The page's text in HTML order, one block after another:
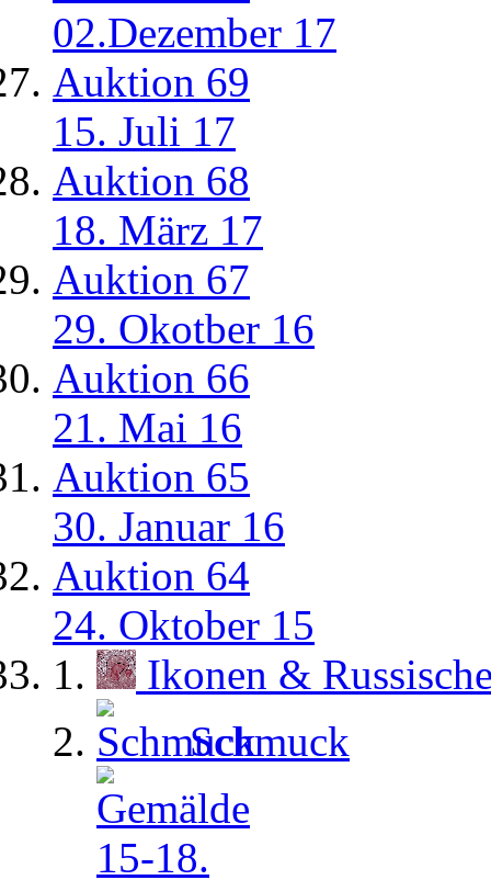
02.Dezember 17
Auktion 69
15. Juli 17
Auktion 68
18. März 17
Auktion 67
29. Okotber 16
Auktion 66
21. Mai 16
Auktion 65
30. Januar 16
Auktion 64
24. Oktober 15
Ikonen &
Schmuck